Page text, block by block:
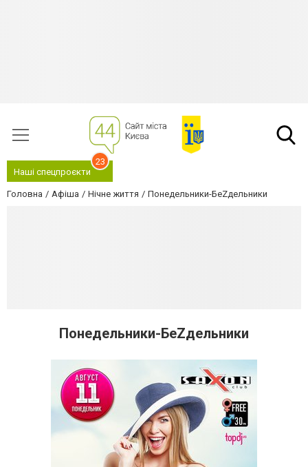
Наші спецпроєкти
23
Головна Афіша Нічне життя Понедельники-БеZдельники
Понедельники-БеZдельники